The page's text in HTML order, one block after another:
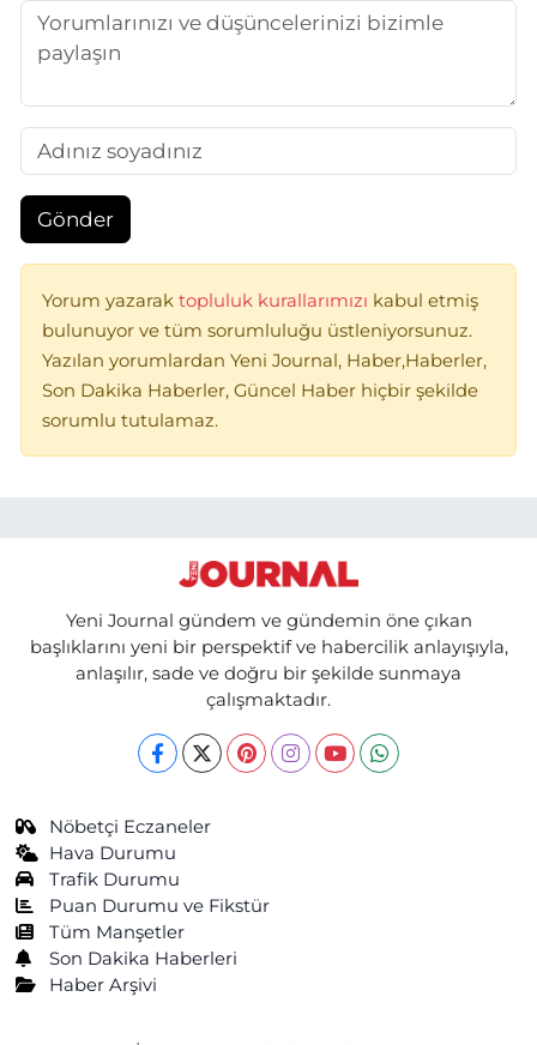
Gönder
Yorum yazarak topluluk kurallarımızı kabul etmiş
bulunuyor ve tüm sorumluluğu üstleniyorsunuz.
Yazılan yorumlardan Yeni Journal, Haber,Haberler,
Son Dakika Haberler, Güncel Haber hiçbir şekilde
sorumlu tutulamaz.
Yeni Journal gündem ve gündemin öne çıkan
başlıklarını yeni bir perspektif ve habercilik anlayışıyla,
anlaşılır, sade ve doğru bir şekilde sunmaya
çalışmaktadır.
Nöbetçi Eczaneler
Hava Durumu
Trafik Durumu
Puan Durumu ve Fikstür
Tüm Manşetler
Son Dakika Haberleri
Haber Arşivi